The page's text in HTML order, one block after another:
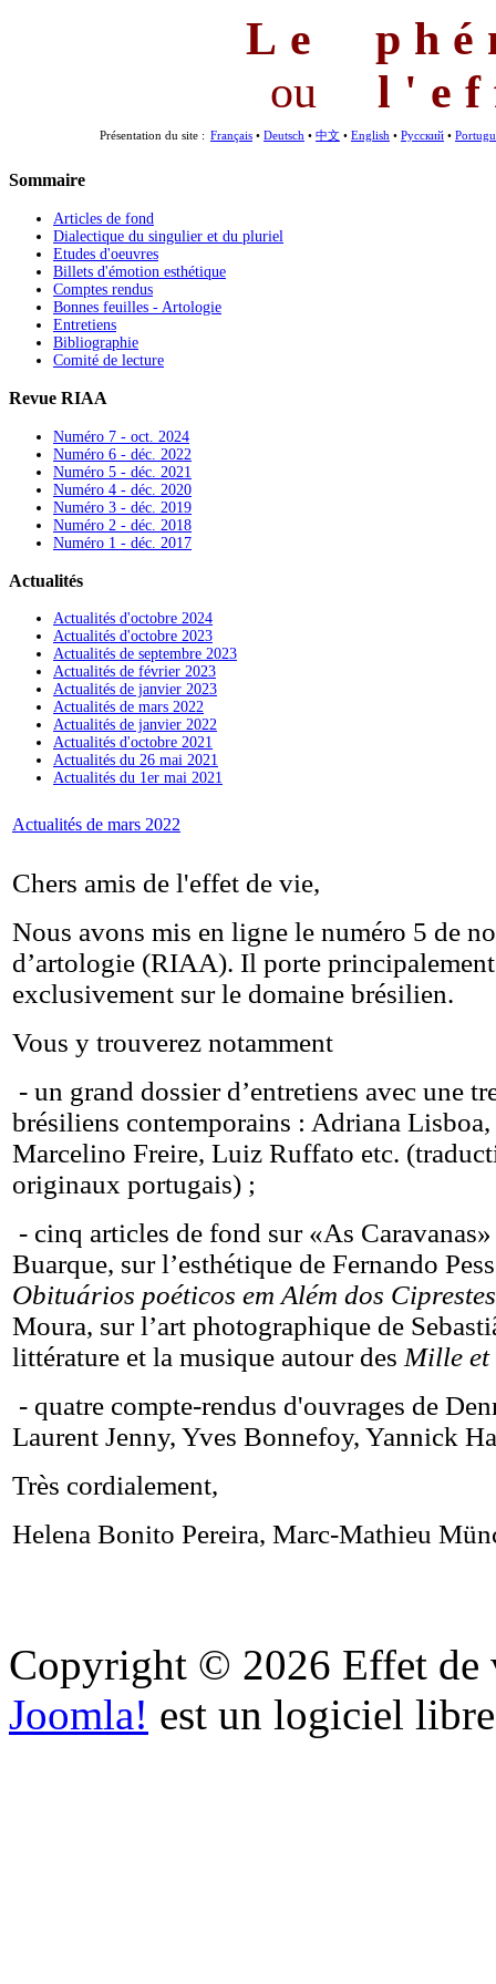
Le
ou
Présentation du site : Français • Deutsch • 中文 • English • Русский •
Sommaire
Articles de fond
Dialectique du singulier et du pluriel
Etudes d'oeuvres
Billets d'émotion esthétique
Comptes rendus
Bonnes feuilles - Artologie
Entretiens
Bibliographie
Comité de lecture
Revue RIAA
Numéro 7 - oct. 2024
Numéro 6 - déc. 2022
Numéro 5 - déc. 2021
Numéro 4 - déc. 2020
Numéro 3 - déc. 2019
Numéro 2 - déc. 2018
Numéro 1 - déc. 2017
Actualités
Actualités d'octobre 2024
Actualités d'octobre 2023
Actualités de septembre 2023
Actualités de février 2023
Actualités de janvier 2023
Actualités de mars 2022
Actualités de janvier 2022
Actualités d'octobre 2021
Actualités du 26 mai 2021
Actualités du 1er mai 2021
Actualités de mars 2022
Chers amis de l'effet de vie,
Nous avons mis en ligne le numéro 5 de
d’artologie (RIAA). Il porte
exclusivement sur le domaine brésilien.
Vous y trouverez notamment
- un grand dossier d’entretiens avec une
brésiliens contemporains : Adriana
Marcelino Freire, Luiz Ruffato etc.
originaux portugais) ;
- cinq articles de fond sur «As
Buarque, sur l’esthétique de Fernando
Obituários poéticos em Além dos Ciprestes
Moura, sur l’art photographique de
littérature et la musique autour des Mille et
- quatre compte-rendus d'ouvrages de
Laurent Jenny, Yves Bonnefoy, Yannick
Très cordialement,
Helena Bonito Pereira, Marc-Mathieu
Copyright © 2026 Effet de
Joomla! est un logiciel